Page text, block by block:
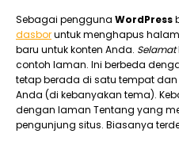
Sebagai pengguna WordPress
dasboruntuk menghapus
baru untuk konten Anda. Selamat
contoh laman. Ini berbeda
tetap berada di satu tempat
Anda (di kebanyakan tema).
dengan laman Tentang yang
pengunjung situs. Biasanya